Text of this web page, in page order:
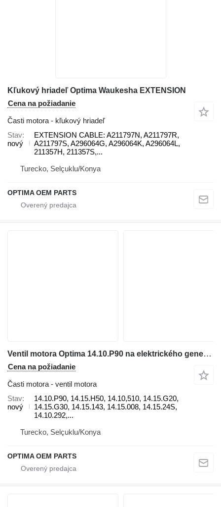
Kľukový hriadeľ Optima Waukesha EXTENSION
Cena na požiadanie
Časti motora - kľukový hriadeľ
Stav
nový
EXTENSION CABLE: A211797N, A211797R,
A211797S, A296064G, A296064K, A296064L,
211357H, 211357S,...
Turecko, Selçuklu/Konya
OPTIMA OEM PARTS
Ventil motora Optima 14.10.P90 na elektrického generátora Siemens SGE-18SL
Cena na požiadanie
Časti motora - ventil motora
Stav
nový
14.10.P90, 14.15.H50, 14.10,510, 14.15.G20,
14.15.G30, 14.15.143, 14.15.008, 14.15.24S,
14.10.292,...
Turecko, Selçuklu/Konya
OPTIMA OEM PARTS